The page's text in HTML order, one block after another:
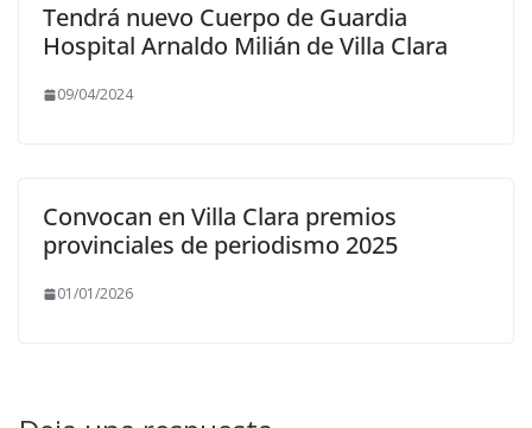
Tendrá nuevo Cuerpo de Guardia
Hospital Arnaldo Milián de Villa Clara
09/04/2024
Convocan en Villa Clara premios
provinciales de periodismo 2025
01/01/2026